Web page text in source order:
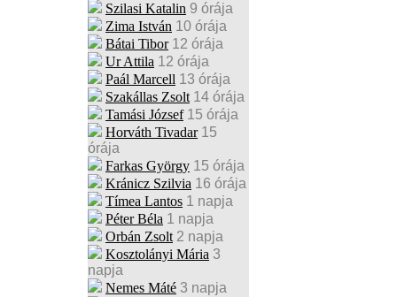
Szilasi Katalin 9 órája
Zima István 10 órája
Bátai Tibor 12 órája
Ur Attila 12 órája
Paál Marcell 13 órája
Szakállas Zsolt 14 órája
Tamási József 15 órája
Horváth Tivadar 15
órája
Farkas György 15 órája
Kránicz Szilvia 16 órája
Tímea Lantos 1 napja
Péter Béla 1 napja
Orbán Zsolt 2 napja
Kosztolányi Mária 3
napja
Nemes Máté 3 napja